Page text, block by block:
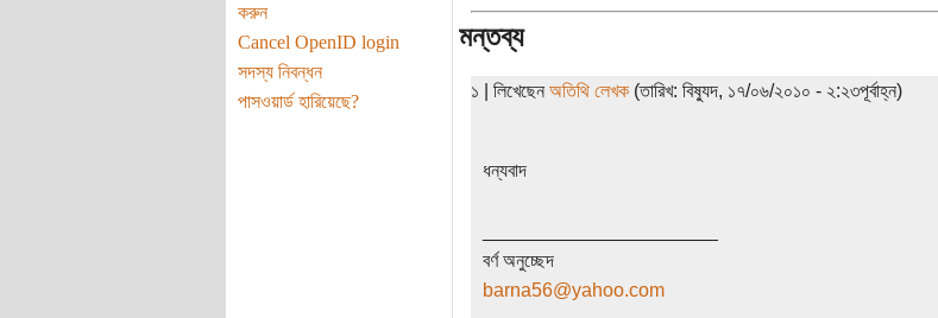
করুন
Cancel OpenID login
সদস্য নিবন্ধন
পাসওয়ার্ড হারিয়েছে?
মন্তব্য
১ | লিখেছেন অতিথি লেখক(তারিখ: বিষ্যুদ, ১৭/০৬/২০১০ - ২:২৩পূর্বাহ্ন)
ধন্যবাদ
বর্ণ অনুচ্ছেদ
barna56@yahoo.com